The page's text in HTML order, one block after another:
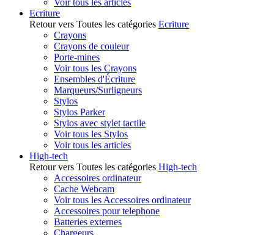
Voir tous les articles
Ecriture
Retour vers Toutes les catégories Ecriture
Crayons
Crayons de couleur
Porte-mines
Voir tous les Crayons
Ensembles d'Écriture
Marqueurs/Surligneurs
Stylos
Stylos Parker
Stylos avec stylet tactile
Voir tous les Stylos
Voir tous les articles
High-tech
Retour vers Toutes les catégories High-tech
Accessoires ordinateur
Cache Webcam
Voir tous les Accessoires ordinateur
Accessoires pour telephone
Batteries externes
Chargeurs